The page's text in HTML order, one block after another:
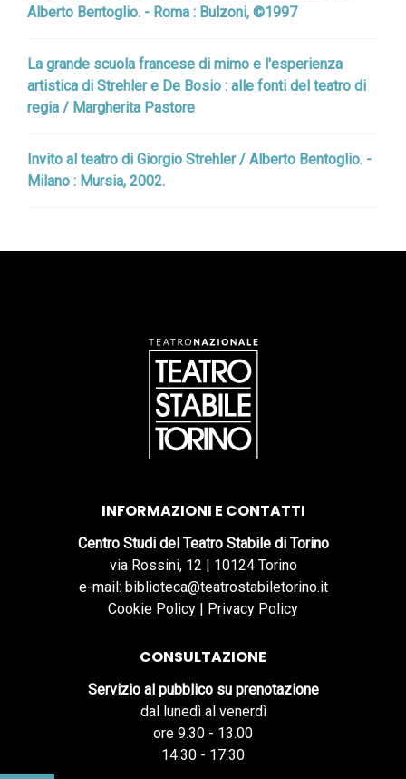
Alberto Bentoglio. - Roma : Bulzoni, ©1997
La grande scuola francese di mimo e l'esperienza
artistica di Strehler e De Bosio : alle fonti del teatro di
regia / Margherita Pastore
Invito al teatro di Giorgio Strehler / Alberto Bentoglio. -
Milano : Mursia, 2002.
INFORMAZIONI E CONTATTI
Centro Studi del Teatro Stabile di Torino
via Rossini, 12 | 10124 Torino
e-mail: biblioteca@teatrostabiletorino.it
Cookie Policy | Privacy Policy
CONSULTAZIONE
Servizio al pubblico su prenotazione
dal lunedì al venerdì
ore 9.30 - 13.00
14.30 - 17.30